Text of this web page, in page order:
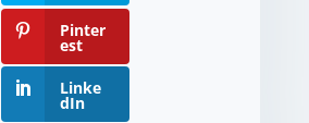
Pinter
est
Linke
dIn